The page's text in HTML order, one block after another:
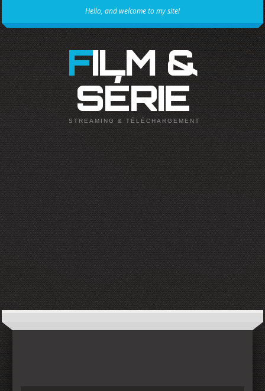
Hello, and welcome to my site!
FILM &
SÉRIE
STREAMING & TÉLÉCHARGEMENT